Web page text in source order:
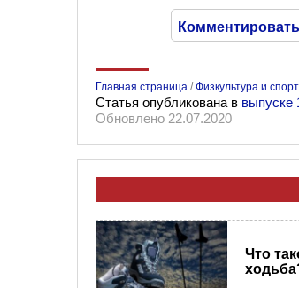
Главная страница /Физкультура и спорт
Статья опубликована в выпуске
Обновлено 22.07.2020
Что